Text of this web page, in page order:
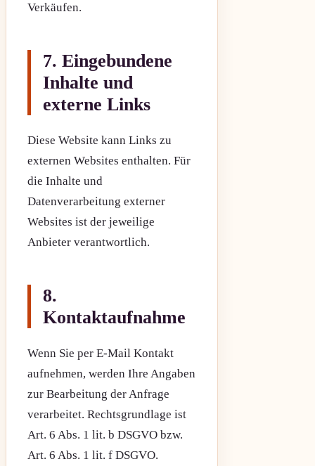
Verkäufen.
7. Eingebundene
Inhalte und
externe Links
Diese Website kann Links zu
externen Websites enthalten. Für
die Inhalte und
Datenverarbeitung externer
Websites ist der jeweilige
Anbieter verantwortlich.
8.
Kontaktaufnahme
Wenn Sie per E-Mail Kontakt
aufnehmen, werden Ihre Angaben
zur Bearbeitung der Anfrage
verarbeitet. Rechtsgrundlage ist
Art. 6 Abs. 1 lit. b DSGVO bzw.
Art. 6 Abs. 1 lit. f DSGVO.